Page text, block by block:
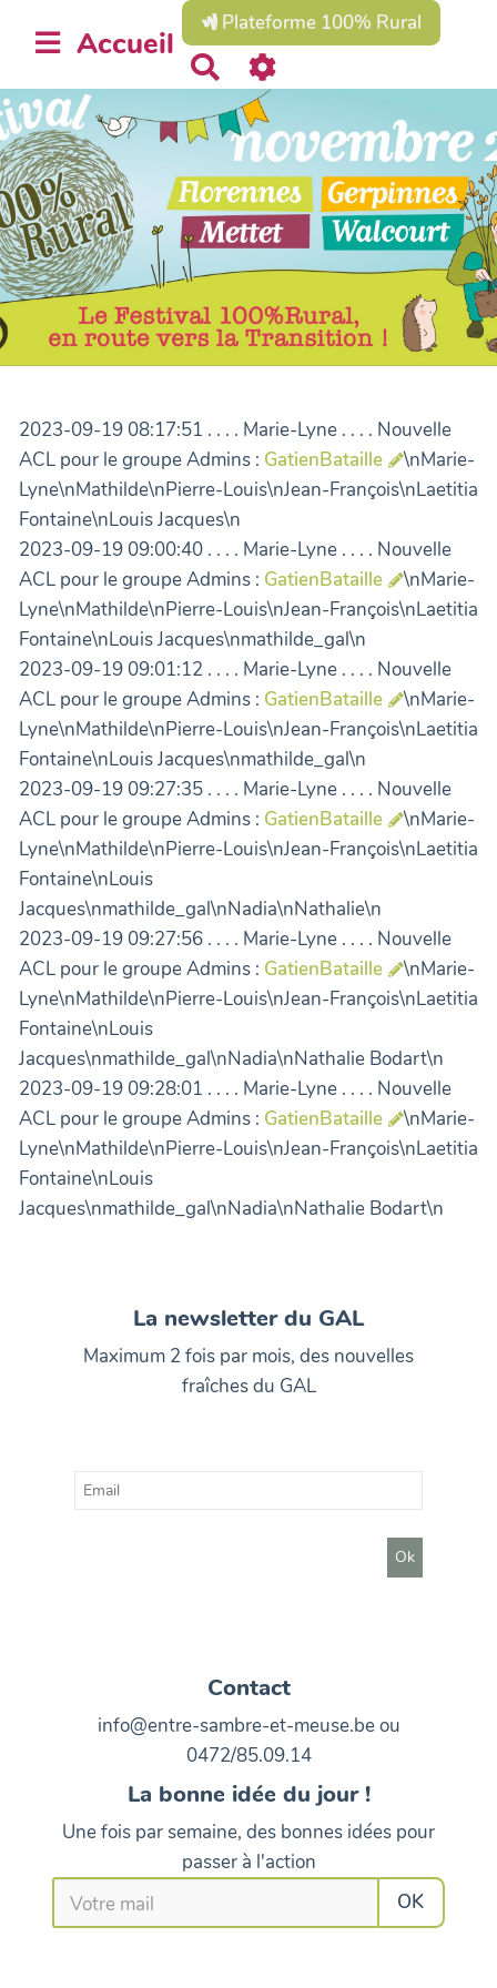
Accueil
Plateforme 100% Rural
e
c
h
e
r
c
r
2023-09-19 08:17:51 . . . . Marie-Lyne . . . . Nouvelle
ACL pour le groupe Admins : GatienBataille
\nMarie-
Lyne\nMathilde\nPierre-Louis\nJean-François\nLaetitia
Fontaine\nLouis Jacques\n
2023-09-19 09:00:40 . . . . Marie-Lyne . . . . Nouvelle
ACL pour le groupe Admins : GatienBataille
\nMarie-
Lyne\nMathilde\nPierre-Louis\nJean-François\nLaetitia
Fontaine\nLouis Jacques\nmathilde_gal\n
2023-09-19 09:01:12 . . . . Marie-Lyne . . . . Nouvelle
ACL pour le groupe Admins : GatienBataille
\nMarie-
Lyne\nMathilde\nPierre-Louis\nJean-François\nLaetitia
Fontaine\nLouis Jacques\nmathilde_gal\n
2023-09-19 09:27:35 . . . . Marie-Lyne . . . . Nouvelle
ACL pour le groupe Admins : GatienBataille
\nMarie-
Lyne\nMathilde\nPierre-Louis\nJean-François\nLaetitia
Fontaine\nLouis
Jacques\nmathilde_gal\nNadia\nNathalie\n
2023-09-19 09:27:56 . . . . Marie-Lyne . . . . Nouvelle
ACL pour le groupe Admins : GatienBataille
\nMarie-
Lyne\nMathilde\nPierre-Louis\nJean-François\nLaetitia
Fontaine\nLouis
Jacques\nmathilde_gal\nNadia\nNathalie Bodart\n
2023-09-19 09:28:01 . . . . Marie-Lyne . . . . Nouvelle
ACL pour le groupe Admins : GatienBataille
\nMarie-
Lyne\nMathilde\nPierre-Louis\nJean-François\nLaetitia
Fontaine\nLouis
Jacques\nmathilde_gal\nNadia\nNathalie Bodart\n
La newsletter du GAL
Maximum 2 fois par mois, des nouvelles
fraîches du GAL
Contact
info@entre-sambre-et-meuse.be ou
0472/85.09.14
La bonne idée du jour !
Une fois par semaine, des bonnes idées pour
passer à l'action